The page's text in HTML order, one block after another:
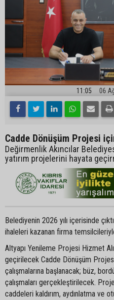
11:05 06
Cadde Dönüşüm Projesi
Değirmenlik Akıncılar
yatırım projelerini hayata
Belediyenin 2026 yılı içerisinde
ihaleleri kazanan firma
Altyapı Yenileme Projesi Hizmet
geçirilecek Cadde Dönüşüm
çalışmalarına başlanacak; büz,
çalışmaları gerçekleştirilecek.
caddeleri kaldırım, aydınlatma ve